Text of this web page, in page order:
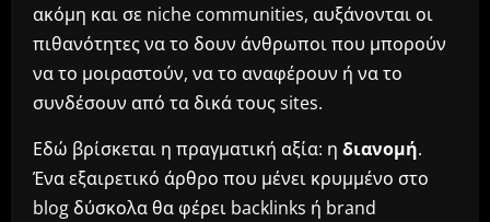
ακόμη και σε niche communities, αυξάνονται οι
πιθανότητες να το δουν άνθρωποι που μπορούν
να το μοιραστούν, να το αναφέρουν ή να το
συνδέσουν από τα δικά τους sites.
Εδώ βρίσκεται η πραγματική αξία: η διανομή.
Ένα εξαιρετικό άρθρο που μένει κρυμμένο στο
blog δύσκολα θα φέρει backlinks ή brand